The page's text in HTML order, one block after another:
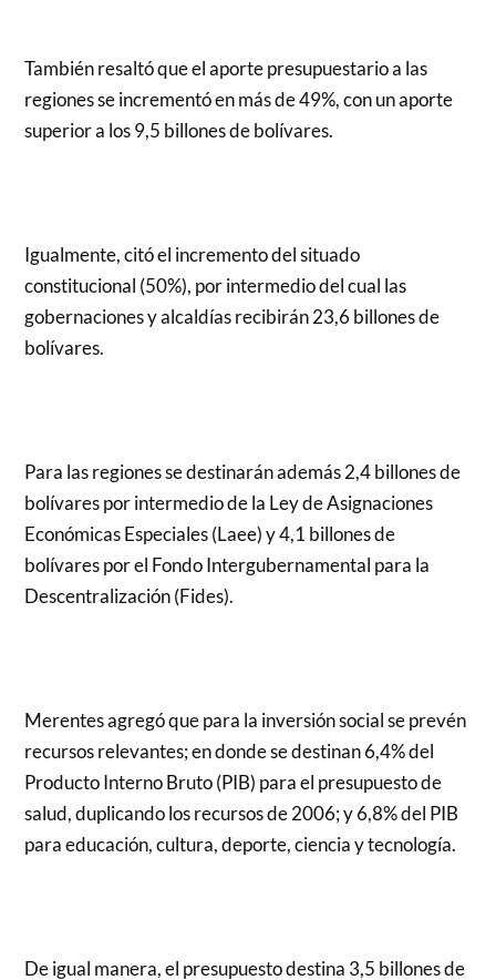
También resaltó que el aporte presupuestario a las
regiones se incrementó en más de 49%, con un aporte
superior a los 9,5 billones de bolívares.
Igualmente, citó el incremento del situado
constitucional (50%), por intermedio del cual las
gobernaciones y alcaldías recibirán 23,6 billones de
bolívares.
Para las regiones se destinarán además 2,4 billones de
bolívares por intermedio de la Ley de Asignaciones
Económicas Especiales (Laee) y 4,1 billones de
bolívares por el Fondo Intergubernamental para la
Descentralización (Fides).
Merentes agregó que para la inversión social se prevén
recursos relevantes; en donde se destinan 6,4% del
Producto Interno Bruto (PIB) para el presupuesto de
salud, duplicando los recursos de 2006; y 6,8% del PIB
para educación, cultura, deporte, ciencia y tecnología.
De igual manera, el presupuesto destina 3,5 billones de